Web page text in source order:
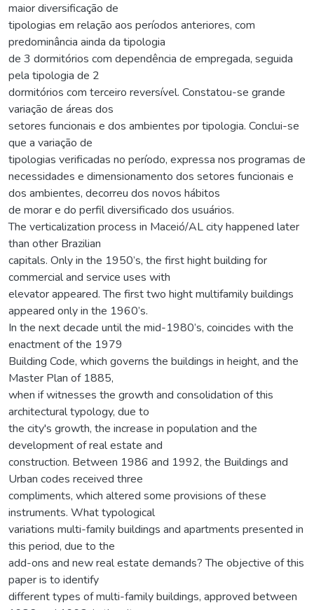
maior diversificação de
tipologias em relação aos períodos anteriores, com
predominância ainda da tipologia
de 3 dormitórios com dependência de empregada, seguida
pela tipologia de 2
dormitórios com terceiro reversível. Constatou-se grande
variação de áreas dos
setores funcionais e dos ambientes por tipologia. Conclui-se
que a variação de
tipologias verificadas no período, expressa nos programas de
necessidades e dimensionamento dos setores funcionais e
dos ambientes, decorreu dos novos hábitos
de morar e do perfil diversificado dos usuários.
The verticalization process in Maceió/AL city happened later
than other Brazilian
capitals. Only in the 1950’s, the first hight building for
commercial and service uses with
elevator appeared. The first two hight multifamily buildings
appeared only in the 1960’s.
In the next decade until the mid-1980’s, coincides with the
enactment of the 1979
Building Code, which governs the buildings in height, and the
Master Plan of 1885,
when if witnesses the growth and consolidation of this
architectural typology, due to
the city's growth, the increase in population and the
development of real estate and
construction. Between 1986 and 1992, the Buildings and
Urban codes received three
compliments, which altered some provisions of these
instruments. What typological
variations multi-family buildings and apartments presented in
this period, due to the
add-ons and new real estate demands? The objective of this
paper is to identify
different types of multi-family buildings, approved between